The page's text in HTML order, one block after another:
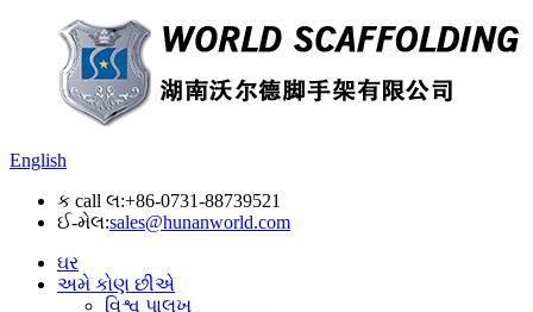
English
ક call લ:+86-0731-88739521
ઈ-મેલ:sales@hunanworld.com
ઘર
અમે કોણ છીએ
વિશ્વ પાલખ